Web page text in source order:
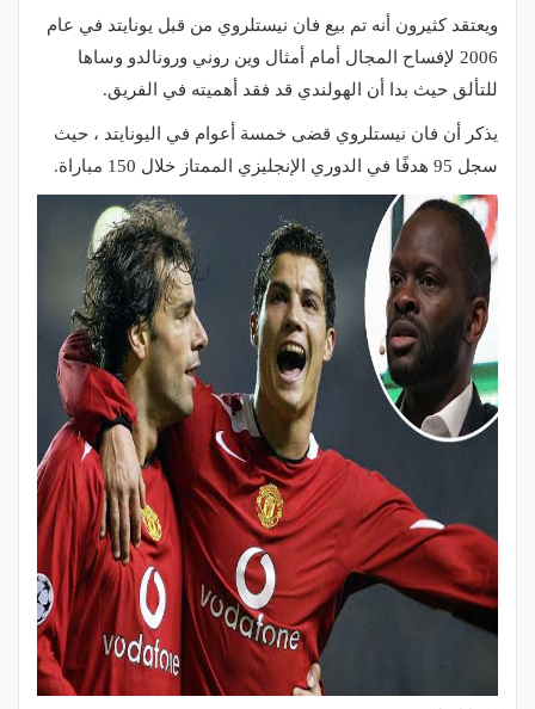
ويعتقد كثيرون أنه تم بيع فان نيستلروي من قبل يونايتد في عام
2006 لإفساح المجال أمام أمثال وين روني ورونالدو وساها
للتألق حيث بدا أن الهولندي قد فقد أهميته في الفريق.
يذكر أن فان نيستلروي قضى خمسة أعوام في اليونايتد ، حيث
سجل 95 هدفًا في الدوري الإنجليزي الممتاز خلال 150 مباراة.